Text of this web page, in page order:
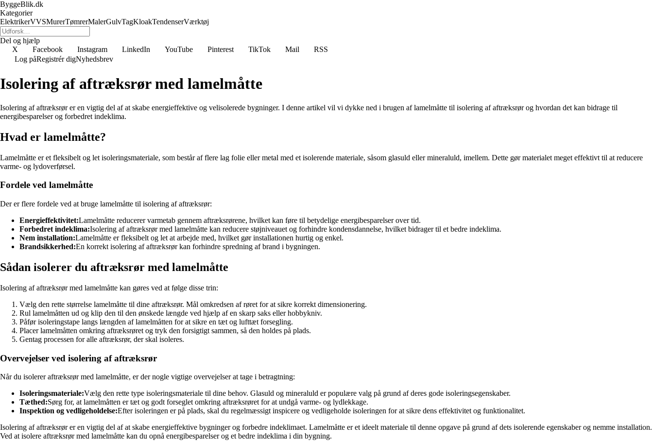
ByggeBlik.dk
Kategorier
ElektrikerVVSMurerTømrerMalerGulvTagKloakTendenserVærktøj
Del og hjælp
X
Facebook Instagram LinkedIn YouTube Pinterest TikTok Mail
RSS
Log påRegistrér digNyhedsbrev
Isolering af aftræksrør med lamelmåtte
Isolering af aftræksrør er en vigtig del af at skabe energieffektive og velisolerede bygninger. I denne artikel vil vi dykke ned i brugen af lamelmåtte til isolering af aftræksrør og hvordan det kan bidrage til
energibesparelser og forbedret indeklima.
Hvad er lamelmåtte?
Lamelmåtte er et fleksibelt og let isoleringsmateriale, som består af flere lag folie eller metal med et isolerende materiale, såsom glasuld eller mineraluld, imellem. Dette gør materialet meget effektivt til at reducere
varme- og lydoverførsel.
Fordele ved lamelmåtte
Der er flere fordele ved at bruge lamelmåtte til isolering af aftræksrør:
Energieffektivitet:Lamelmåtte reducerer varmetab gennem aftræksrørene, hvilket kan føre til betydelige energibesparelser over tid.
Forbedret indeklima:Isolering af aftræksrør med lamelmåtte kan reducere støjniveauet og forhindre kondensdannelse, hvilket bidrager til et bedre indeklima.
Nem installation:Lamelmåtte er fleksibelt og let at arbejde med, hvilket gør installationen hurtig og enkel.
Brandsikkerhed:En korrekt isolering af aftræksrør kan forhindre spredning af brand i bygningen.
Sådan isolerer du aftræksrør med lamelmåtte
Isolering af aftræksrør med lamelmåtte kan gøres ved at følge disse trin:
Vælg den rette størrelse lamelmåtte til dine aftræksrør. Mål omkredsen af røret for at sikre korrekt dimensionering.
Rul lamelmåtten ud og klip den til den ønskede længde ved hjælp af en skarp saks eller hobbykniv.
Påfør isoleringstape langs længden af lamelmåtten for at sikre en tæt og lufttæt forsegling.
Placer lamelmåtten omkring aftræksrøret og tryk den forsigtigt sammen, så den holdes på plads.
Gentag processen for alle aftræksrør, der skal isoleres.
Overvejelser ved isolering af aftræksrør
Når du isolerer aftræksrør med lamelmåtte, er der nogle vigtige overvejelser at tage i betragtning:
Isoleringsmateriale:Vælg den rette type isoleringsmateriale til dine behov. Glasuld og mineraluld er populære valg på grund af deres gode isoleringsegenskaber.
Tæthed:Sørg for, at lamelmåtten er tæt og godt forseglet omkring aftræksrøret for at undgå varme- og lydlekkage.
Inspektion og vedligeholdelse:Efter isoleringen er på plads, skal du regelmæssigt inspicere og vedligeholde isoleringen for at sikre dens effektivitet og funktionalitet.
Isolering af aftræksrør er en vigtig del af at skabe energieffektive bygninger og forbedre indeklimaet. Lamelmåtte er et ideelt materiale til denne opgave på grund af dets isolerende egenskaber og nemme installation.
Ved at isolere aftræksrør med lamelmåtte kan du opnå energibesparelser og et bedre indeklima i din bygning.